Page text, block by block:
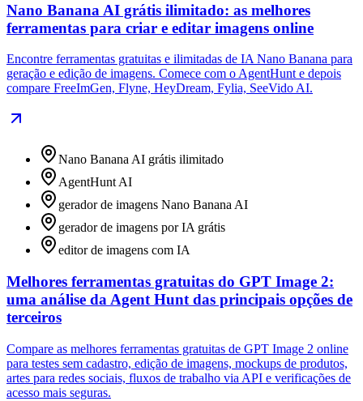
Nano Banana AI grátis ilimitado: as melhores
ferramentas para criar e editar imagens online
Encontre ferramentas gratuitas e ilimitadas de IA Nano Banana para
geração e edição de imagens. Comece com o AgentHunt e depois
compare FreeImGen, Flyne, HeyDream, Fylia, SeeVido AI.
Nano Banana AI grátis ilimitado
AgentHunt AI
gerador de imagens Nano Banana AI
gerador de imagens por IA grátis
editor de imagens com IA
Melhores ferramentas gratuitas do GPT Image 2:
uma análise da Agent Hunt das principais opções de
terceiros
Compare as melhores ferramentas gratuitas de GPT Image 2 online
para testes sem cadastro, edição de imagens, mockups de produtos,
artes para redes sociais, fluxos de trabalho via API e verificações de
acesso mais seguras.